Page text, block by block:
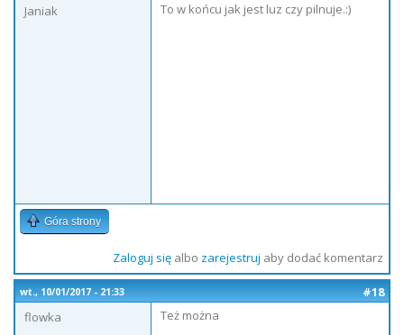
Janiak
To w końcu jak jest luz czy pilnuje.:)
Góra strony
Zaloguj sięalbo zarejestruj aby dodać komentarz
wt., 10/01/2017 - 21:33
#18
flowka
Też można